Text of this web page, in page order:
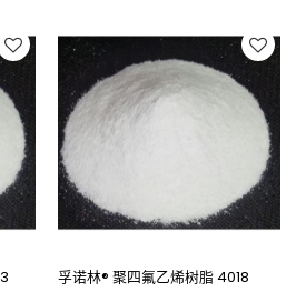
孚诺林® 聚四氟乙烯树脂 4018